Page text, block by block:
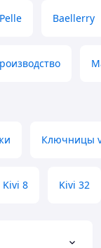
Baellerry
Ключницы
Kivi 8 Kivi 32